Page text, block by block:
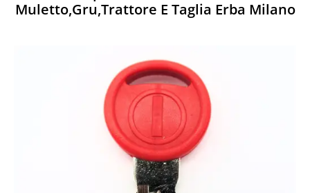
Muletto,gru,trattore E Taglia Erba Milano